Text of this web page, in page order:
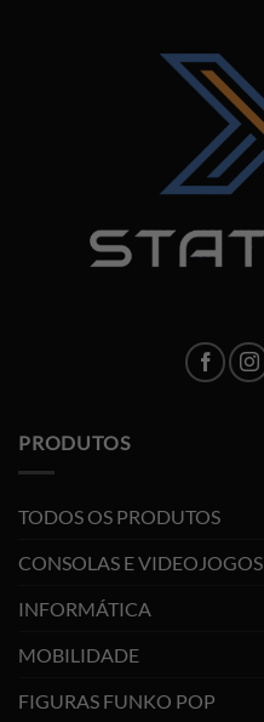
PRODUTOS
TODOS OS PRODUTOS
CONSOLAS E VIDEOJOGOS
INFORMÁTICA
MOBILIDADE
FIGURAS FUNKO POP